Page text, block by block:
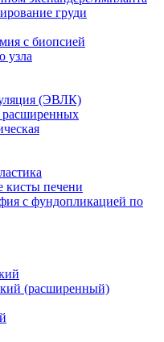
груди
с биопсией
узла
(ЭВЛК)
расширенных
кисты печени
с фундопликацией по
(расширенный)